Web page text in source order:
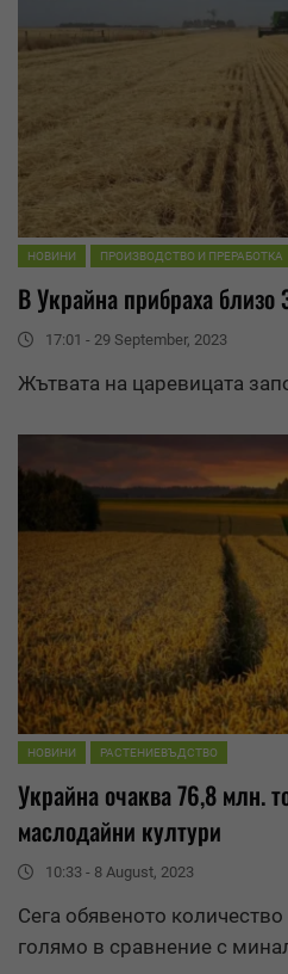
НОВИНИ ПРОИЗВОДСТВО И ПРЕРАБОТКА
В Украйна прибраха близо
17:01 - 29 September, 2023
Жътвата на царевицата
НОВИНИ РАСТЕНИЕВЪДСТВО
Украйна очаква 76,8 млн.
маслодайни култури
10:33 - 8 August, 2023
Сега обявеното
голямо в сравнение с